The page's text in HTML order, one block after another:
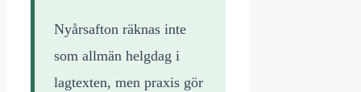
Nyårsafton räknas inte
som allmän helgdag i
lagtexten, men praxis gör